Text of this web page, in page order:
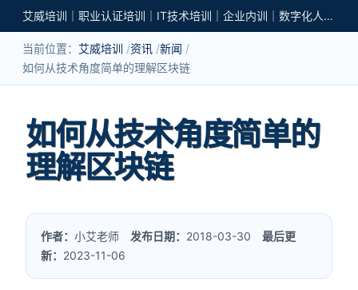
艾威培训｜职业认证培训｜IT技术培训｜企业内训｜数字化人才培养
当前位置： 艾威培训 资讯 新闻
如何从技术角度简单的理解区块链
如何从技术角度简单的
理解区块链
作者：小艾老师 发布日期： 2018-03-30最后更
新： 2023-11-06